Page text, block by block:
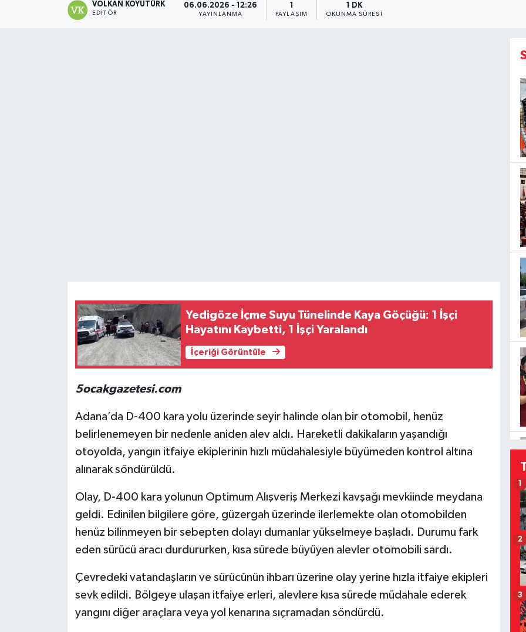
VOLKAN KOYUTÜRK
EDITÖR
06.06.2026 - 12:26
YAYINLANMA PAYLAŞIM
1 DK
OKUNMA SÜRESI
Yedigöze İçme Suyu Tünelinde Kaya Göçüğü: 1 İşçi
Hayatını Kaybetti, 1 İşçi Yaralandı
İçeriği Görüntüle
5ocakgazetesi.com
Adana’da D-400 kara yolu üzerinde seyir halinde olan bir otomobil, henüz
belirlenemeyen bir nedenle aniden alev aldı. Hareketli dakikaların yaşandığı
otoyolda, yangın itfaiye ekiplerinin hızlı müdahalesiyle büyümeden kontrol altına
alınarak söndürüldü.
Olay, D-400 kara yolunun Optimum Alışveriş Merkezi kavşağı mevkiinde meydana
geldi. Edinilen bilgilere göre, güzergah üzerinde ilerlemekte olan otomobilden
henüz bilinmeyen bir sebepten dolayı dumanlar yükselmeye başladı. Durumu fark
eden sürücü aracı durdururken, kısa sürede büyüyen alevler otomobili sardı.
Çevredeki vatandaşların ve sürücünün ihbarı üzerine olay yerine hızla itfaiye ekipleri
sevk edildi. Bölgeye ulaşan itfaiye erleri, alevlere kısa sürede müdahale ederek
yangını diğer araçlara veya yol kenarına sıçramadan söndürdü.
1
2
3
Magazin